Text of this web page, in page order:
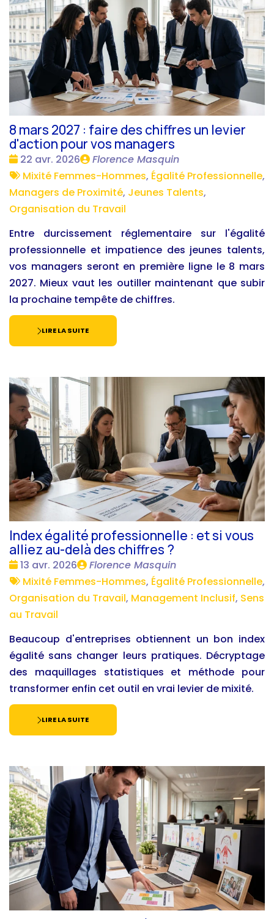
8 mars 2027 : faire des chiffres un levier
d'action pour vos managers
Date
:
22 avr. 2026
Publié
par
Florence Masquin
Tags
:
Mixité Femmes-Hommes, Égalité Professionnelle,
Managers de Proximité, Jeunes Talents,
Organisation du Travail
Entre durcissement réglementaire sur l'égalité
professionnelle et impatience des jeunes talents,
vos managers seront en première ligne le 8 mars
2027. Mieux vaut les outiller maintenant que subir
la prochaine tempête de chiffres.
LIRE LA SUITE
Index égalité professionnelle : et si vous
alliez au-delà des chiffres ?
Date
:
13 avr. 2026
Publié
par
Florence Masquin
Tags
:
Mixité Femmes-Hommes, Égalité Professionnelle,
Organisation du Travail, Management Inclusif, Sens
au Travail
Beaucoup d'entreprises obtiennent un bon index
égalité sans changer leurs pratiques. Décryptage
des maquillages statistiques et méthode pour
transformer enfin cet outil en vrai levier de mixité.
LIRE LA SUITE